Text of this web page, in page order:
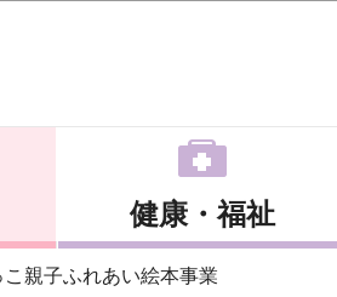
健康・福祉
こ親子ふれあい絵本事業